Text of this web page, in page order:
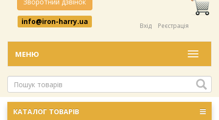
info@iron-harry.ua
Вхід Реєстрація
Меню
МЕНЮ
КАТАЛОГ ТОВАРІВ